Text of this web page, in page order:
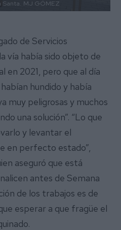
Santa. MJ GÓMEZ
de Servicios
vía había sido objeto de
en 2021, pero que al día
hundido y había
muy peligrosas y muchos
una solución”. “Lo que
y levantar el
en perfecto estado”,
aseguró que está
antes de Semana
de los trabajos es de
esperar a que fragüe el